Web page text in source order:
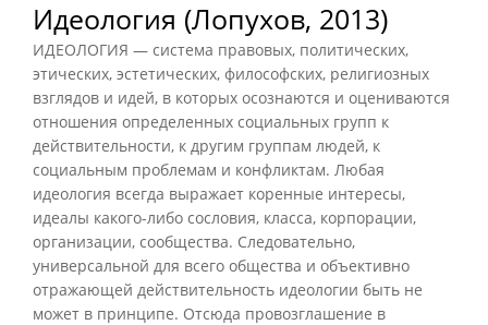
Идеология (Лопухов, 2013)
ИДЕОЛОГИЯ — система правовых, политических,
этических, эстетических, философских, религиозных
взглядов и идей, в которых осознаются и оцениваются
отношения определенных социальных групп к
действительности, к другим группам людей, к
социальным проблемам и конфликтам. Любая
идеология всегда выражает коренные интересы,
идеалы какого-либо сословия, класса, корпорации,
организации, сообщества. Следовательно,
универсальной для всего общества и объективно
отражающей действительность идеологии быть не
может в принципе. Отсюда провозглашение в